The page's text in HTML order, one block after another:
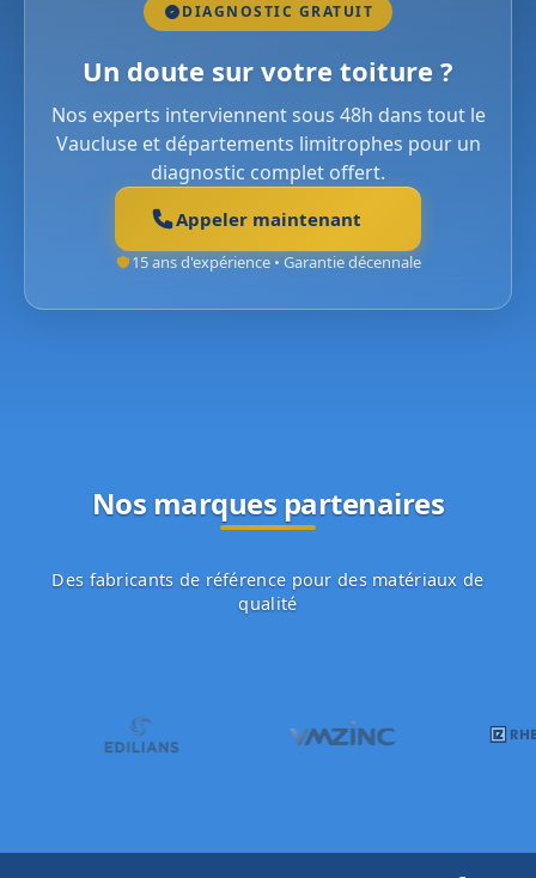
DIAGNOSTIC GRATUIT
Un doute sur votre toiture ?
Nos experts interviennent sous 48h dans tout le
Vaucluse et départements limitrophes pour un
diagnostic complet offert.
Appeler maintenant
15 ans d'expérience • Garantie décennale
Nos marques partenaires
Des fabricants de référence pour des matériaux de
qualité